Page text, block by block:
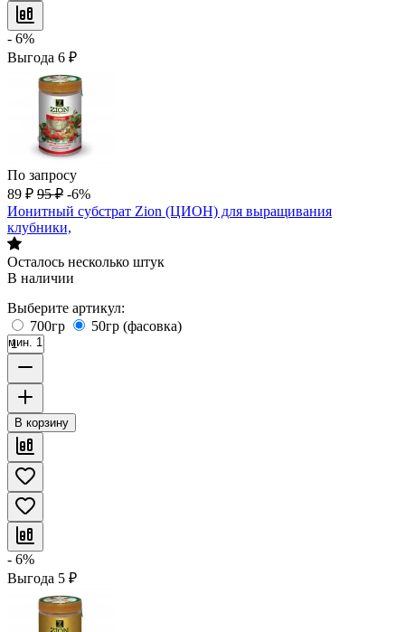
- 6%
Выгода 6 ₽
По запросу
89 ₽ 95 ₽ -6%
Ионитный субстрат Zion (ЦИОН) для выращивания
клубники,
Осталось несколько штук
В наличии
Выберите артикул:
700гр
50гр (фасовка)
мин. 1
В корзину
- 6%
Выгода 5 ₽